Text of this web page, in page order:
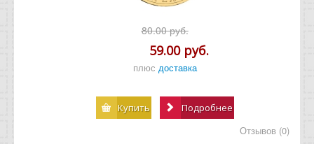
80.00 руб.
59.00 руб.
плюс доставка
Купить Подробнее
Отзывов (0)